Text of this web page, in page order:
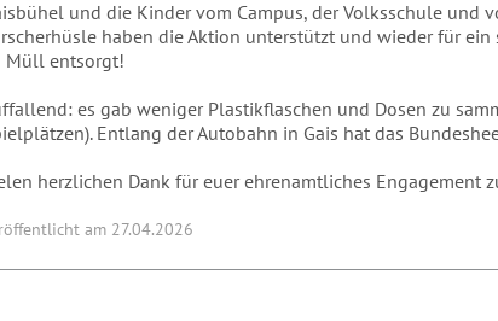
und die Kinder vom Campus, der Volksschule und
haben die Aktion unterstützt und wieder für
Müll entsorgt!
es gab weniger Plastikflaschen und Dosen zu
Entlang der Autobahn in Gais hat das
herzlichen Dank für euer ehrenamtliches Engagement
am 27.04.2026